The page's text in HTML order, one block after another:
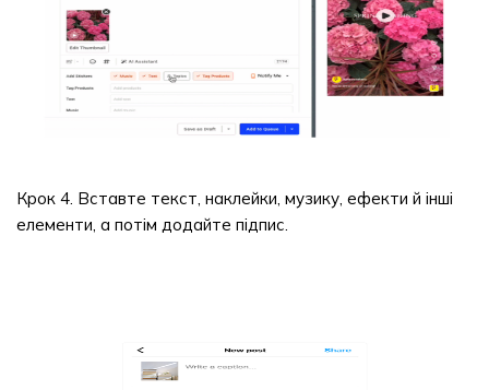
Крок 4. Вставте текст, наклейки, музику, ефекти й інші
елементи, а потім додайте підпис.